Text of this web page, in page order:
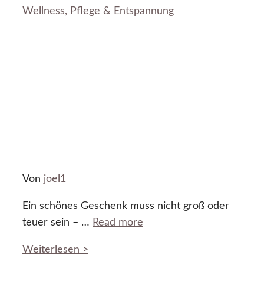
Wellness, Pflege & Entspannung
Von joel1
Ein schönes Geschenk muss nicht groß oder
teuer sein – … Read more
Weiterlesen >